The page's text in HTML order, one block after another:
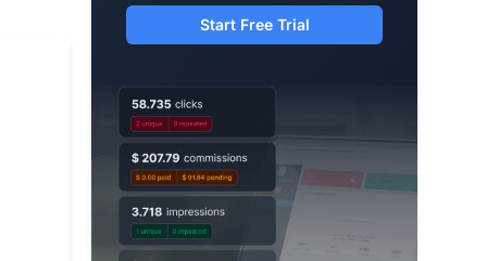
Start Free Trial